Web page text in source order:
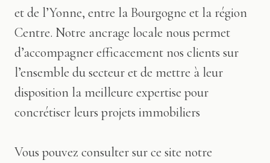
et de l’Yonne, entre la Bourgogne et la région
Centre. Notre ancrage locale nous permet
d’accompagner efficacement nos clients sur
l’ensemble du secteur et de mettre à leur
disposition la meilleure expertise pour
concrétiser leurs projets immobiliers
Vous pouvez consulter sur ce site notre